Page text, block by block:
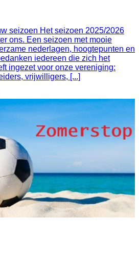
seizoen Het seizoen 2025/2026
ons. Een seizoen met mooie
nederlagen, hoogtepunten en
iedereen die zich het
ingezet voor onze vereniging:
vrijwilligers, [...]